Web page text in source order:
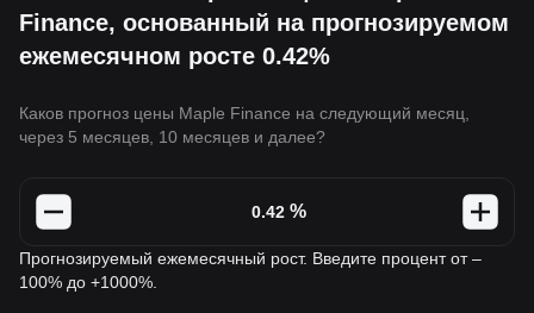
Finance, основанный на прогнозируемом
ежемесячном росте 0.42%
Каков прогноз цены Maple Finance на следующий месяц,
через 5 месяцев, 10 месяцев и далее?
%
Прогнозируемый ежемесячный рост. Введите процент от –
100% до +1000%.